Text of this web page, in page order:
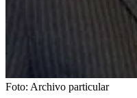
Foto: Archivo particular